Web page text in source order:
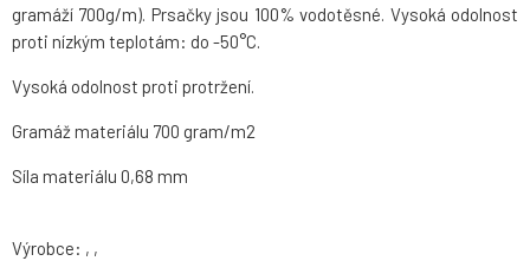
gramáží 700g/m). Prsačky jsou 100% vodotěsné. Vysoká odolnost
proti nízkým teplotám: do -50°C.
Vysoká odolnost proti protržení.
Gramáž materiálu 700 gram/m2
Síla materiálu 0,68 mm
Výrobce: , ,